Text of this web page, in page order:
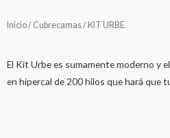
Inicio/ Cubrecamas/ KIT URBE
El Kit Urbe es sumamente moderno y
en hipercal de 200 hilos que hará que